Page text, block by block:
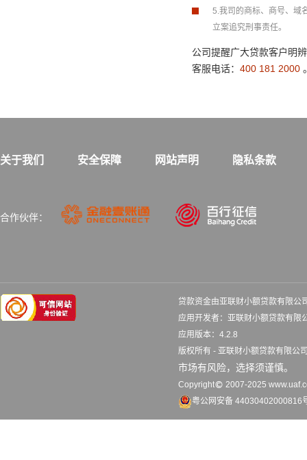
5.我司的商标、商号、域
立案追究刑事责任。
公司提醒广大贷款客户明
客服电话： 400 181 2000
关于我们 安全保障 网站声明 隐私条款
合作伙伴：
贷款资金由亚联财小额贷款有限公
应用开发者：亚联财小额贷
应用版本：4.2.8 更
版权所有 - 亚联财小额贷款有限公
市场有风险，选择须谨慎。
Copyright
2007-2025
粤公网安备 44030402000816